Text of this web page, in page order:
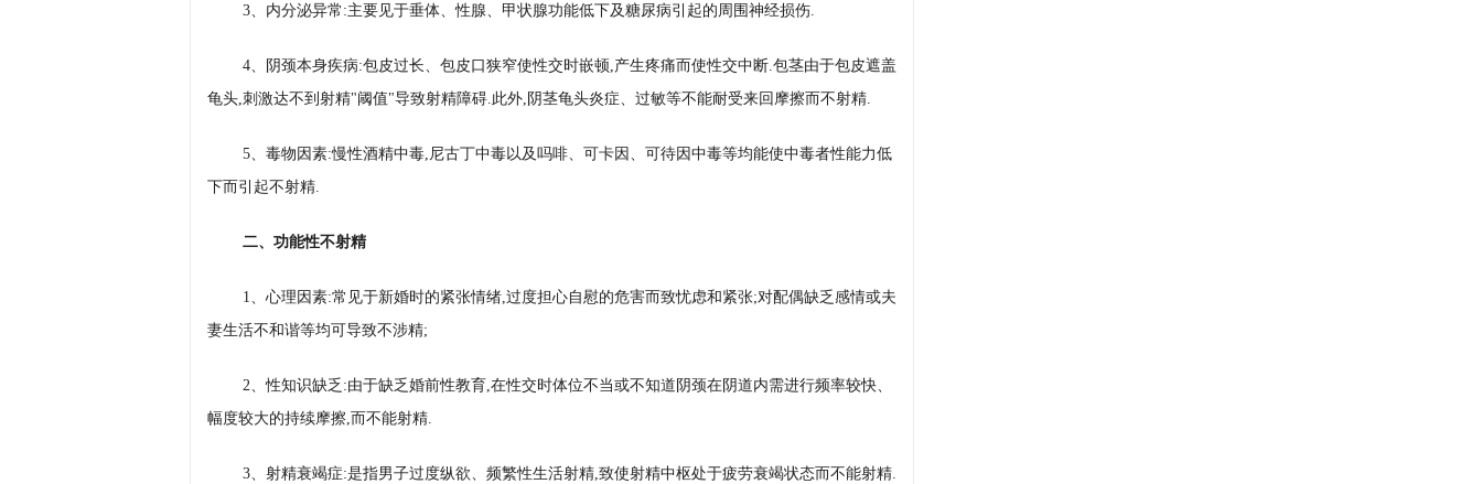
3、内分泌异常:主要见于垂体、性腺、甲状腺功能低下及糖尿病引起的周围神经损伤.
4、阴颈本身疾病:包皮过长、包皮口狭窄使性交时嵌顿,产生疼痛而使性交中断.包茎由于包皮遮盖
龟头,刺激达不到射精"阈值"导致射精障碍.此外,阴茎龟头炎症、过敏等不能耐受来回摩擦而不射精.
5、毒物因素:慢性酒精中毒,尼古丁中毒以及吗啡、可卡因、可待因中毒等均能使中毒者性能力低
下而引起不射精.
二、功能性不射精
1、心理因素:常见于新婚时的紧张情绪,过度担心自慰的危害而致忧虑和紧张;对配偶缺乏感情或夫
妻生活不和谐等均可导致不涉精;
2、性知识缺乏:由于缺乏婚前性教育,在性交时体位不当或不知道阴颈在阴道内需进行频率较快、
幅度较大的持续摩擦,而不能射精.
3、射精衰竭症:是指男子过度纵欲、频繁性生活射精,致使射精中枢处于疲劳衰竭状态而不能射精.